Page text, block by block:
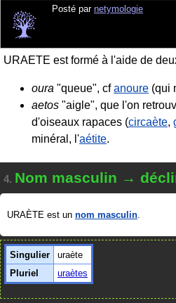
Posté par netymologie
URAETE est formé à l'aide de
oura "queue", cfanoure (qui
aetos "aigle", que l'on
d'oiseaux rapaces (circaète,
minéral, l'aétite.
4. Nom masculin →
URAÈTE est un nom masculin.
Singulier
uraète
Pluriel
uraètes